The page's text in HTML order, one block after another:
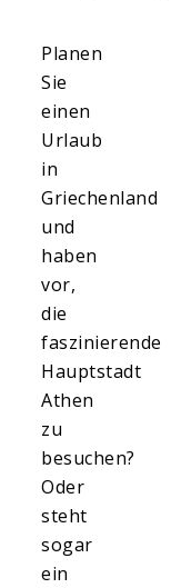
Planen
Sie
einen
Urlaub
in
Griechenland
und
haben
vor,
die
faszinierende
Hauptstadt
Athen
zu
besuchen?
Oder
steht
sogar
ein